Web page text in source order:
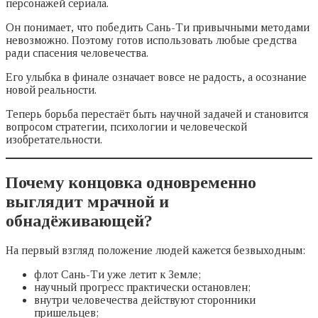
персонажей сериала.
Он понимает, что победить Сань-Ти привычными методами
невозможно. Поэтому готов использовать любые средства
ради спасения человечества.
Его улыбка в финале означает вовсе не радость, а осознание
новой реальности.
Теперь борьба перестаёт быть научной задачей и становится
вопросом стратегии, психологии и человеческой
изобретательности.
Почему концовка одновременно
выглядит мрачной и
обнадёживающей?
На первый взгляд положение людей кажется безвыходным:
флот Сань-Ти уже летит к Земле;
научный прогресс практически остановлен;
внутри человечества действуют сторонники
пришельцев;